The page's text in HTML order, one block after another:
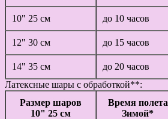
10" 25 см до 10 часов
12" 30 см до 15 часов
14" 35 см до 20 часов
Латексные шары с обработкой**:
Размер шаров
10" 25 см
Время полета
Зимой*